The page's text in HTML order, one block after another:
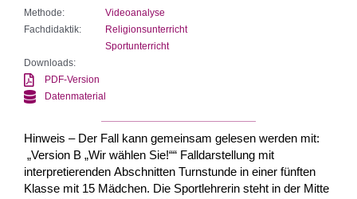
Methode:
Videoanalyse
Fachdidaktik:
Religionsunterricht
Sportunterricht
Downloads:
PDF-Version
Datenmaterial
Hinweis – Der Fall kann gemeinsam gelesen werden mit:
„Version B „Wir wählen Sie!““ Falldarstellung mit
interpretierenden Abschnitten Turnstunde in einer fünften
Klasse mit 15 Mädchen. Die Sportlehrerin steht in der Mitte